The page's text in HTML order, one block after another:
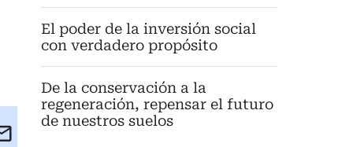
El poder de la inversión social
con verdadero propósito
De la conservación a la
regeneración, repensar el futuro
de nuestros suelos
Email